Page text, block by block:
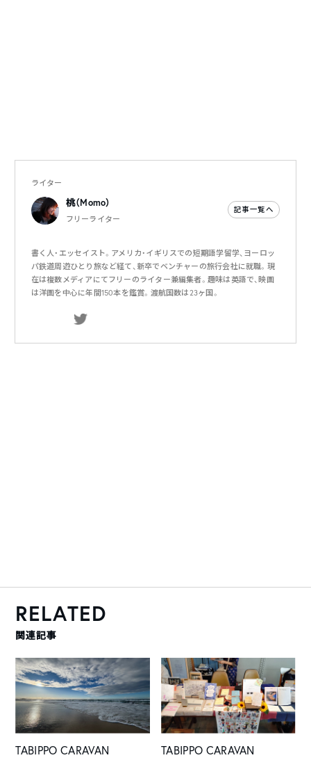
ライター
桃（Momo）
フリーライター
記事一覧へ
書く人・エッセイスト。アメリカ・イギリスでの短期語学留学、ヨーロッ
パ鉄道周遊ひとり旅など経て、新卒でベンチャーの旅行会社に就職。現
在は複数メディアにてフリーのライター兼編集者。趣味は英語で、映画
は洋画を中心に年間150本を鑑賞。渡航国数は23ヶ国。
RELATED
関連記事
TABIPPO CARAVAN
TABIPPO CARAVAN